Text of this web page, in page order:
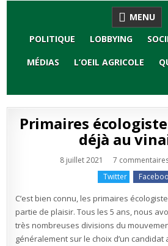
MENU
POLITIQUE
LOBBYING
MÉDIAS
L’OEIL AGRICOLE
Primaires
déjà au
8 juillet 2021 7
Twitter
C’est bien connu, les primaires
partie de plaisir. Tous les 5 ans, nous
très nombreuses divisions du
généralement sur le choix d’un candidat